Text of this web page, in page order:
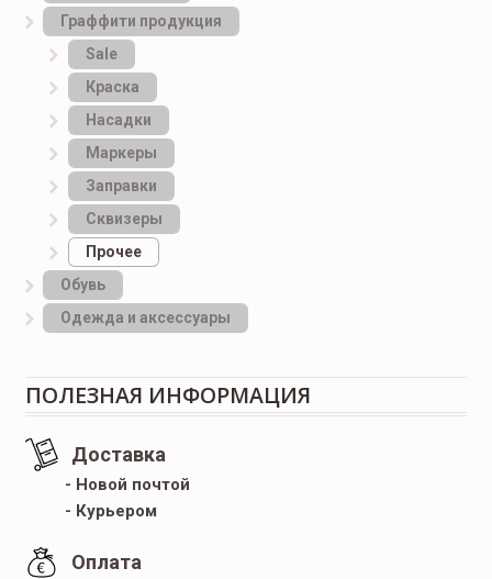
Граффити продукция
Sale
Краска
Насадки
Маркеры
Заправки
Сквизеры
Прочее
Обувь
Одежда и аксессуары
ПОЛЕЗНАЯ ИНФОРМАЦИЯ
Доставка
- Новой почтой
- Курьером
Оплата